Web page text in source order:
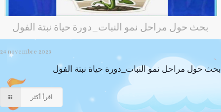
بحث حول مراحل نمو النبات_دورة حياة نبتة الفول
24 novembre 2023
بحث حول مراحل نمو النبات_دورة حياة نبتة الفول
اقرأ أكثر